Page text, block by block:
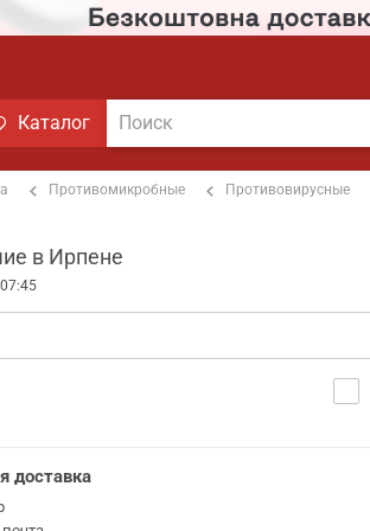
Каталог
Противомикробные Противовирусные
в Ирпене
доставка